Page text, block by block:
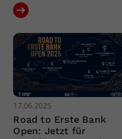
17.06.2025
Road to Erste Bank
Open: Jetzt für